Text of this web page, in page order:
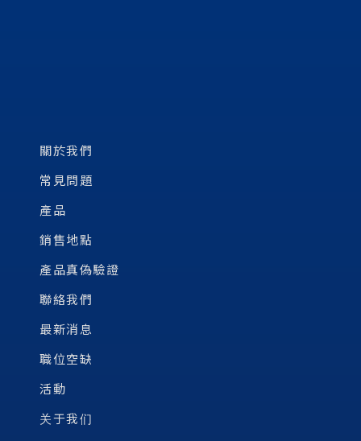
關於我們
常見問題
產品
銷售地點
產品真偽驗證
聯絡我們
最新消息
職位空缺
活動
关于我们